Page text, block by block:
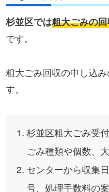
杉並区では粗大ごみの
です。
粗大ごみ回収の申し込
す。
杉並区粗大ごみ受
ごみ種類や個数、
センターから収集
号、処理手数料の